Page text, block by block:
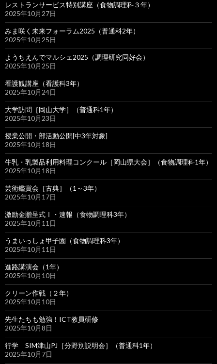
レストランサービス特別講座（食物調理科３年）
2025年10月27日
みま咲く未来フォーラム2025（普通科2年）
2025年10月25日
ようちえんでマルシェ2025（調理研究同好会）
2025年10月25日
看護観講座（看護科3年）
2025年10月24日
大学訪問［岡山大学］（普通科1年）
2025年10月23日
授業公開・部活動公開[中3年対象]
2025年10月18日
牛乳・乳製品利用料理コンクール［岡山県大会］（食物調理科1年）
2025年10月18日
芸術鑑賞会［古典］（1～3年）
2025年10月17日
激励金贈呈式Ⅰ・速報（食物調理科3年）
2025年10月11日
うまいっしょ甲子園（食物調理科3年）
2025年10月11日
進路講演会（1年）
2025年10月10日
クリーン作戦（２年）
2025年10月10日
先生たちも勉強！ICT教員研修
2025年10月8日
行学 SIM津山PJ［分野別説明会］（普通科1年）
2025年10月7日